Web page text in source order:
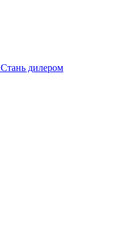
Стань дилером